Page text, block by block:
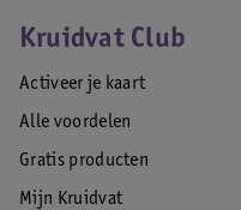
Kruidvat Club
Activeer je kaart
Alle voordelen
Gratis producten
Mijn Kruidvat